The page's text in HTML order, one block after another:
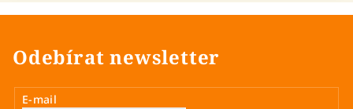
Odebírat newsletter
E-mail